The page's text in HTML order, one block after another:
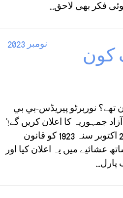
فکر بھی لاحق...
نومبر 2023
کون
نوربرٹو پیریڈس-بي بي
جمہوریہ کا اعلان کریں گے!‘
مصطفیٰ کمال اتاترک نے 29 اکتوبر سنہ 1923 کو قانون
عشائیے میں یہ اعلان کیا اور
پارل...